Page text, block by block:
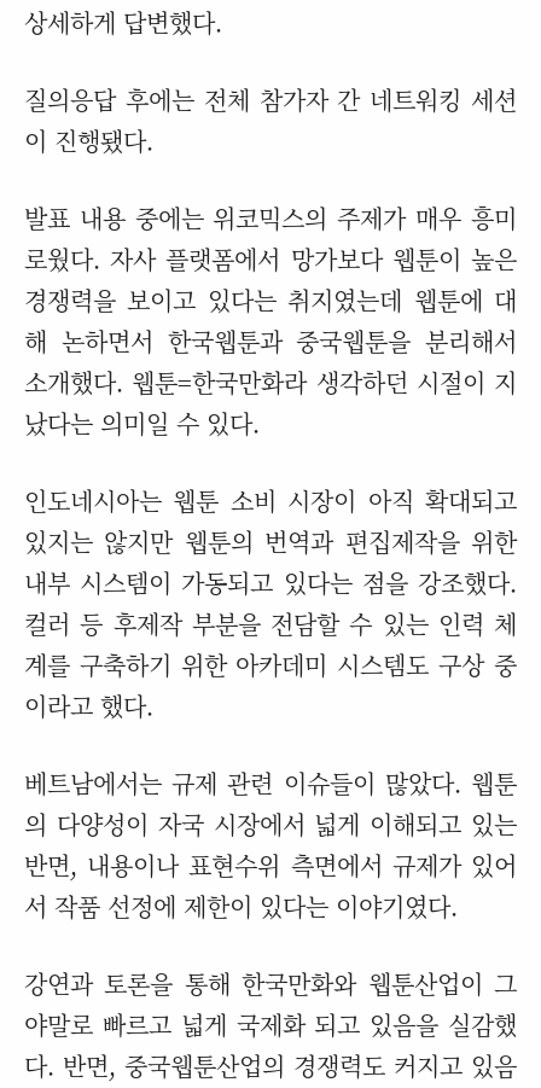
상세하게 답변했다.
질의응답 후에는 전체 참가자 간 네트워킹 세션
이 진행됐다.
발표 내용 중에는 위코믹스의 주제가 매우 흥미
로웠다. 자사 플랫폼에서 망가보다 웹툰이 높은
경쟁력을 보이고 있다는 취지였는데 웹툰에 대
해 논하면서 한국웹툰과 중국웹툰을 분리해서
소개했다. 웹툰=한국만화라 생각하던 시절이 지
났다는 의미일 수 있다.
인도네시아는 웹툰 소비 시장이 아직 확대되고
있지는 않지만 웹툰의 번역과 편집제작을 위한
내부 시스템이 가동되고 있다는 점을 강조했다.
컬러 등 후제작 부분을 전담할 수 있는 인력 체
계를 구축하기 위한 아카데미 시스템도 구상 중
이라고 했다.
베트남에서는 규제 관련 이슈들이 많았다. 웹툰
의 다양성이 자국 시장에서 넓게 이해되고 있는
반면, 내용이나 표현수위 측면에서 규제가 있어
서 작품 선정에 제한이 있다는 이야기였다.
강연과 토론을 통해 한국만화와 웹툰산업이 그
야말로 빠르고 넓게 국제화 되고 있음을 실감했
다. 반면, 중국웹툰산업의 경쟁력도 커지고 있음